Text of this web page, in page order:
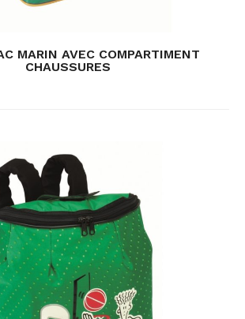
MARIN AVEC COMPARTIMENT
CHAUSSURES